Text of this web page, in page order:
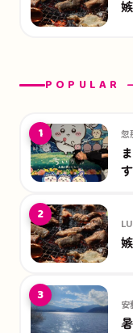
POPULAR
1 忽
2
3 安